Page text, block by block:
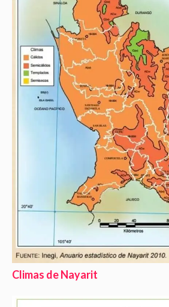
Climas de Nayarit